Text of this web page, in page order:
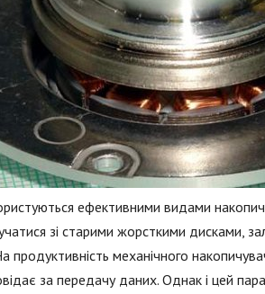
ефективними видами
зі старими жорсткими дисками,
На продуктивність механічного
за передачу даних. Однак і цей